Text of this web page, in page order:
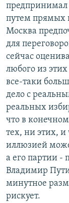
предпринимал
путем прямых
Москва
для
сейчас
любого из
все-таки
дело с
реальных
что в
тех, ни этих, и
иллюзией
а его партии -
Владимир
минутное
рискует.